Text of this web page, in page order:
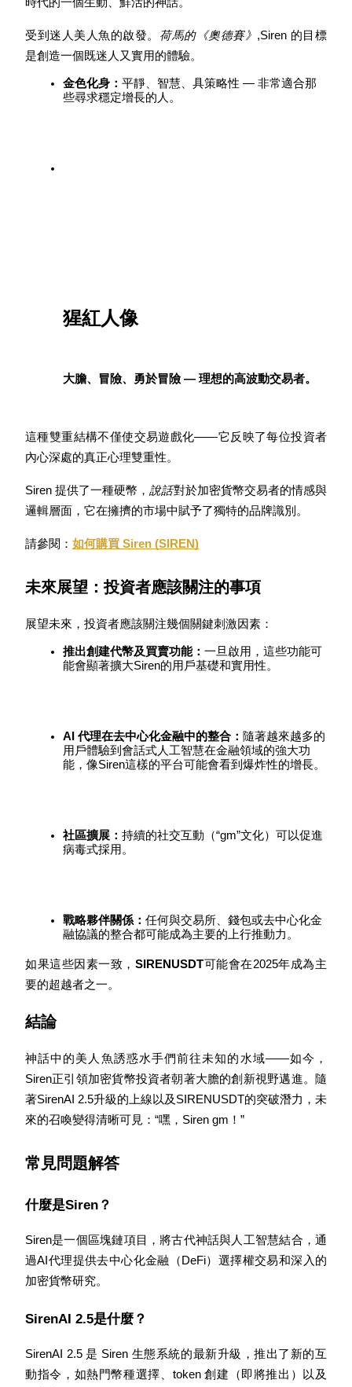
了解如何賺取穩定收入
邀請朋友獲得現金獎勵
BTC 專享獎勵
BTC 專享獎勵
瓜分 500000 CASHCAT 獎池
BitMart 用戶遷移專享
註冊&交易贏 500,000 USDT
受到迷人美人魚的啟發。 荷馬的《奧德賽》 ,Siren 的目標
是創造一個既迷人又實用的體驗。
金色化身： 平靜、智慧、具策略性 — 非常適合那
些尋求穩定增長的人。
猩紅人像
大膽、冒險、勇於冒險 — 理想的高波動交易者。
這種雙重結構不僅使交易遊戲化——它反映了每位投資者
內心深處的真正心理雙重性。
Siren 提供了一種硬幣，說話對於加密貨幣交易者的情感與
邏輯層面，它在擁擠的市場中賦予了獨特的品牌識別。
請參閱： 如何購買 Siren (SIREN)
未來展望：投資者應該關注的事項
展望未來，投資者應該關注幾個關鍵刺激因素：
推出創建代幣及買賣功能： 一旦啟用，這些功能可
能會顯著擴大Siren的用戶基礎和實用性。
AI 代理在去中心化金融中的整合： 隨著越來越多的
用戶體驗到會話式人工智慧在金融領域的強大功
能，像Siren這樣的平台可能會看到爆炸性的增長。
社區擴展： 持續的社交互動（“gm”文化）可以促進
病毒式採用。
戰略夥伴關係： 任何與交易所、錢包或去中心化金
融協議的整合都可能成為主要的上行推動力。
如果這些因素一致， SIRENUSDT可能會在2025年成為主
要的超越者之一。
結論
神話中的美人魚誘惑水手們前往未知的水域——如今，
Siren正引領加密貨幣投資者朝著大膽的創新視野邁進。隨
著SirenAI 2.5升級的上線以及SIRENUSDT的突破潛力，未
來的召喚變得清晰可見：“嘿，Siren gm！”
常見問題解答
什麼是Siren？
Siren是一個區塊鏈項目，將古代神話與人工智慧結合，通
過AI代理提供去中心化金融（DeFi）選擇權交易和深入的
加密貨幣研究。
SirenAI 2.5是什麼？
SirenAI 2.5 是 Siren 生態系統的最新升級，推出了新的互
動指令，如熱門幣種選擇、token 創建（即將推出）以及